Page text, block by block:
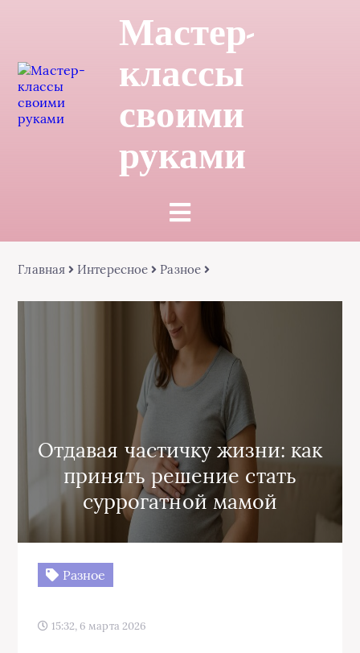
Мастер-
классы
своими
руками
Главная Интересное Разное
Отдавая частичку жизни: как
принять решение стать
суррогатной мамой
Разное
15:32, 6 марта 2026